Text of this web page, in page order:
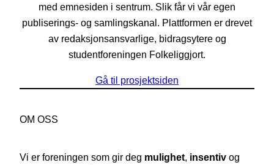
med emnesiden i sentrum. Slik får vi vår egen
publiserings- og samlingskanal. Plattformen er drevet
av redaksjonsansvarlige, bidragsytere og
studentforeningen Folkeliggjort.
Gå til prosjektsiden
OM OSS
Vi er foreningen som gir deg mulighet, insentiv og